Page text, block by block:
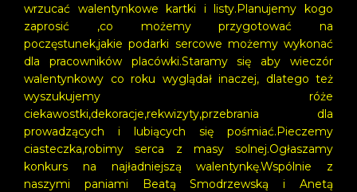
wrzucać walentynkowe kartki i listy.Planujemy kogo
zaprosić ,co możemy przygotować na
poczęstunek,jakie podarki sercowe możemy wykonać
dla pracowników placówki.Staramy się aby wieczór
walentynkowy co roku wyglądał inaczej, dlatego też
wyszukujemy róże
ciekawostki,dekoracje,rekwizyty,przebrania dla
prowadzących i lubiących się pośmiać.Pieczemy
ciasteczka,robimy serca z masy solnej.Ogłaszamy
konkurs na najładniejszą walentynkę.Wspólnie z
naszymi paniami Beatą Smodrzewską i Anetą